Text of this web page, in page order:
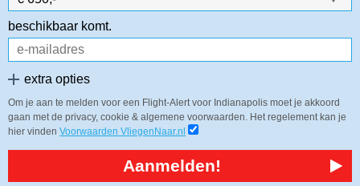
beschikbaar komt.
extra opties
Om je aan te melden voor een Flight-Alert voor Indianapolis moet je akkoord
gaan met de privacy, cookie & algemene voorwaarden. Het regelement kan je
hier vinden Voorwaarden VliegenNaar.nl
Aanmelden!